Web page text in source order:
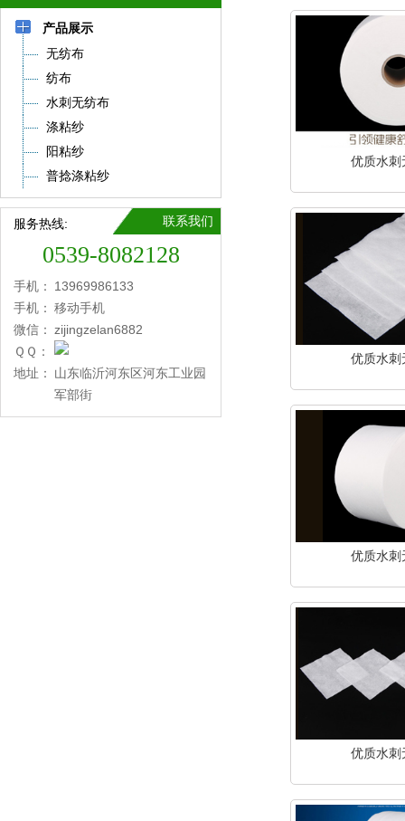
产品展示
无纺布
纺布
水刺无纺布
涤粘纱
阳粘纱
普捻涤粘纱
服务热线: 联系我们
0539-8082128
手机：
13969986133
手机： 移动手机
微信： zijingzelan6882
ＱＱ：
地址：
山东临沂河东区河东工业园
军部街
优质水刺
优质水刺
优质水刺
优质水刺